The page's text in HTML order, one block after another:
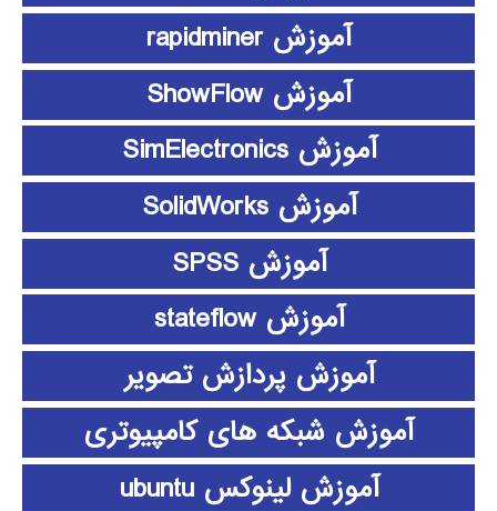
آموزش rapidminer
آموزش ShowFlow
آموزش SimElectronics
آموزش SolidWorks
آموزش SPSS
آموزش stateflow
آموزش پردازش تصویر
آموزش شبکه های کامپیوتری
آموزش لینوکس ubuntu